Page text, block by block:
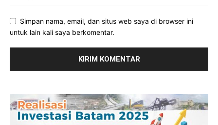
Simpan nama, email, dan situs web saya di browser ini
untuk lain kali saya berkomentar.